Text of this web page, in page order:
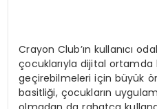
Crayon Club’ın kullanıcı
çocuklarıyla dijital
geçirebilmeleri için büyük
basitliği, çocukların